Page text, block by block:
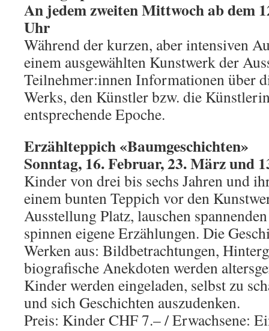
An jedem zweiten Mittwoch ab dem
Uhr
Während der kurzen, aber intensiven
einem ausgewählten Kunstwerk der
Teilnehmer:innen Informationen über
Werks, den Künstler bzw. die
entsprechende Epoche.
Erzählteppich «Baumgeschichten»
Sonntag, 16. Februar, 23. März und
Kinder von drei bis sechs Jahren und
einem bunten Teppich vor den
Ausstellung Platz, lauschen
spinnen eigene Erzählungen. Die
Werken aus: Bildbetrachtungen,
biografische Anekdoten werden
Kinder werden eingeladen, selbst zu
und sich Geschichten auszudenken.
Preis: Kinder CHF 7.– / Erwachsene: